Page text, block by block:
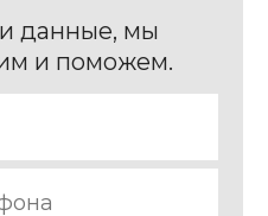
данные, мы
и поможем.